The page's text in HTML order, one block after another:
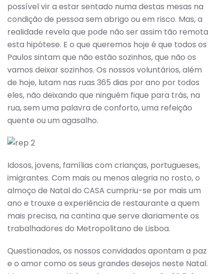
possível vir a estar sentado numa destas mesas na
condição de pessoa sem abrigo ou em risco. Mas, a
realidade revela que pode não ser assim tão remota
esta hipótese. E o que queremos hoje é que todos os
Paulos sintam que não estão sozinhos, que não os
vamos deixar sozinhos. Os nossos voluntários, além
de hoje, lutam nas ruas 365 dias por ano por todos
eles, não deixando que ninguém fique para trás, na
rua, sem uma palavra de conforto, uma refeição
quente ou um agasalho.
Idosos, jovens, famílias com crianças, portugueses,
imigrantes. Com mais ou menos alegria no rosto, o
almoço de Natal do CASA cumpriu-se por mais um
ano e trouxe a experiência de restaurante a quem
mais precisa, na cantina que serve diariamente os
trabalhadores do Metropolitano de Lisboa.
Questionados, os nossos convidados apontam a paz
e o amor como os seus grandes desejos neste Natal.